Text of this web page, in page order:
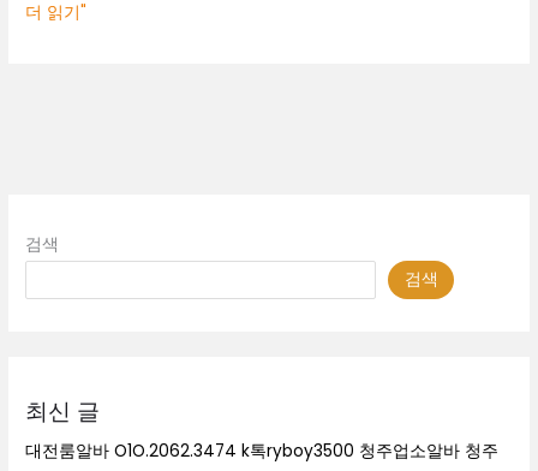
주
더 읽기"
검색
검색
최신 글
대전룸알바 O1O.2062.3474 k톡ryboy3500 청주업소알바 청주